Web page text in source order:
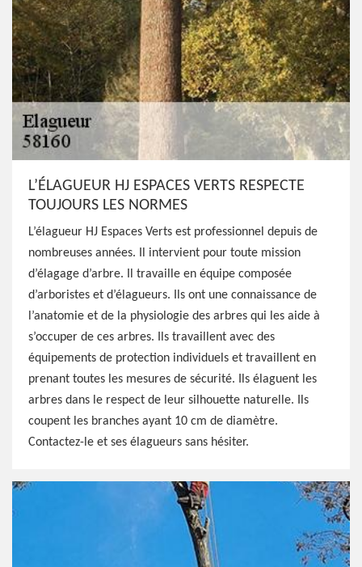
L’ÉLAGUEUR HJ ESPACES VERTS RESPECTE
TOUJOURS LES NORMES
L’élagueur HJ Espaces Verts est professionnel depuis de
nombreuses années. Il intervient pour toute mission
d’élagage d’arbre. Il travaille en équipe composée
d’arboristes et d’élagueurs. Ils ont une connaissance de
l’anatomie et de la physiologie des arbres qui les aide à
s’occuper de ces arbres. Ils travaillent avec des
équipements de protection individuels et travaillent en
prenant toutes les mesures de sécurité. Ils élaguent les
arbres dans le respect de leur silhouette naturelle. Ils
coupent les branches ayant 10 cm de diamètre.
Contactez-le et ses élagueurs sans hésiter.